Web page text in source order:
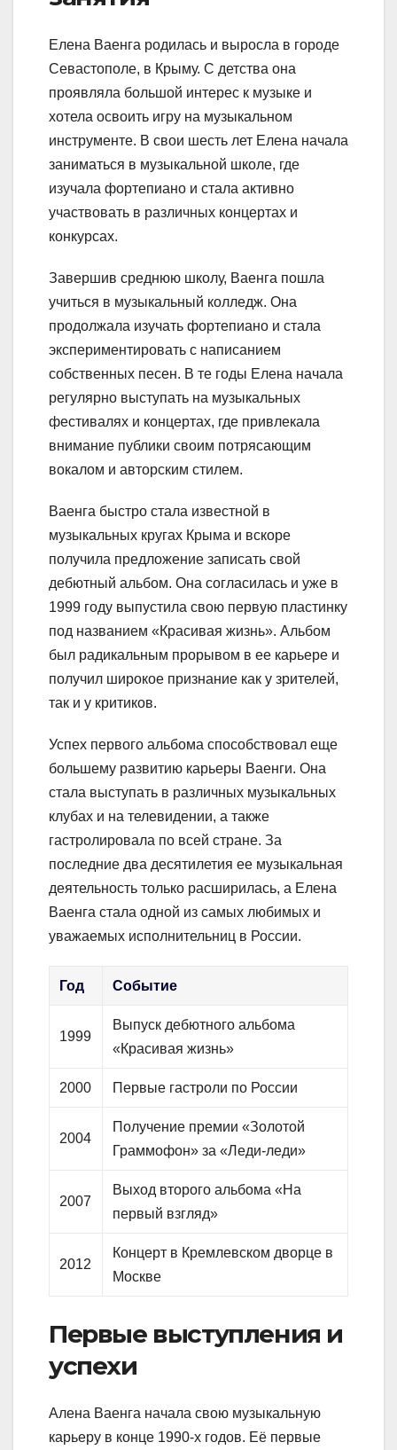
Елена Ваенга родилась и выросла в городе
Севастополе, в Крыму. С детства она
проявляла большой интерес к музыке и
хотела освоить игру на музыкальном
инструменте. В свои шесть лет Елена начала
заниматься в музыкальной школе, где
изучала фортепиано и стала активно
участвовать в различных концертах и
конкурсах.
Завершив среднюю школу, Ваенга пошла
учиться в музыкальный колледж. Она
продолжала изучать фортепиано и стала
экспериментировать с написанием
собственных песен. В те годы Елена начала
регулярно выступать на музыкальных
фестивалях и концертах, где привлекала
внимание публики своим потрясающим
вокалом и авторским стилем.
Ваенга быстро стала известной в
музыкальных кругах Крыма и вскоре
получила предложение записать свой
дебютный альбом. Она согласилась и уже в
1999 году выпустила свою первую пластинку
под названием «Красивая жизнь». Альбом
был радикальным прорывом в ее карьере и
получил широкое признание как у зрителей,
так и у критиков.
Успех первого альбома способствовал еще
большему развитию карьеры Ваенги. Она
стала выступать в различных музыкальных
клубах и на телевидении, а также
гастролировала по всей стране. За
последние два десятилетия ее музыкальная
деятельность только расширилась, а Елена
Ваенга стала одной из самых любимых и
уважаемых исполнительниц в России.
Год Событие
1999
Выпуск дебютного альбома
«Красивая жизнь»
2000 Первые гастроли по России
2004
Получение премии «Золотой
Граммофон» за «Леди-леди»
2007
Выход второго альбома «На
первый взгляд»
2012
Концерт в Кремлевском дворце в
Москве
Первые выступления и
успехи
Алена Ваенга начала свою музыкальную
карьеру в конце 1990-х годов. Её первые